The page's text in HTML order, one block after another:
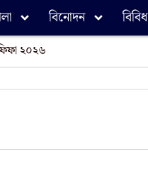
বিনোদন বিবিধ
২০২৬